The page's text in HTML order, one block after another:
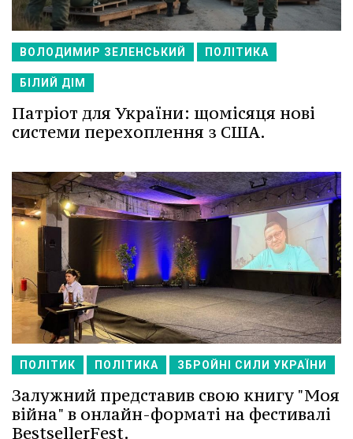
ВОЛОДИМИР ЗЕЛЕНСЬКИЙ ПОЛІТИКА
БІЛИЙ ДІМ
Патріот для України: щомісяця нові
системи перехоплення з США.
ПОЛІТИК ПОЛІТИКА ЗБРОЙНІ СИЛИ УКРАЇНИ
Залужний представив свою книгу "Моя
війна" в онлайн-форматі на фестивалі
BestsellerFest.